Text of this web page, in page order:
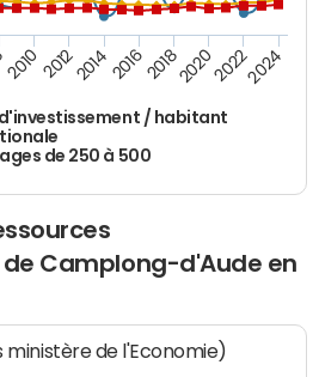
/ habitant
de 250 à 500
2010 2012201420162018202020222024
Camplong-d'Aude en
ministère de l'Economie)